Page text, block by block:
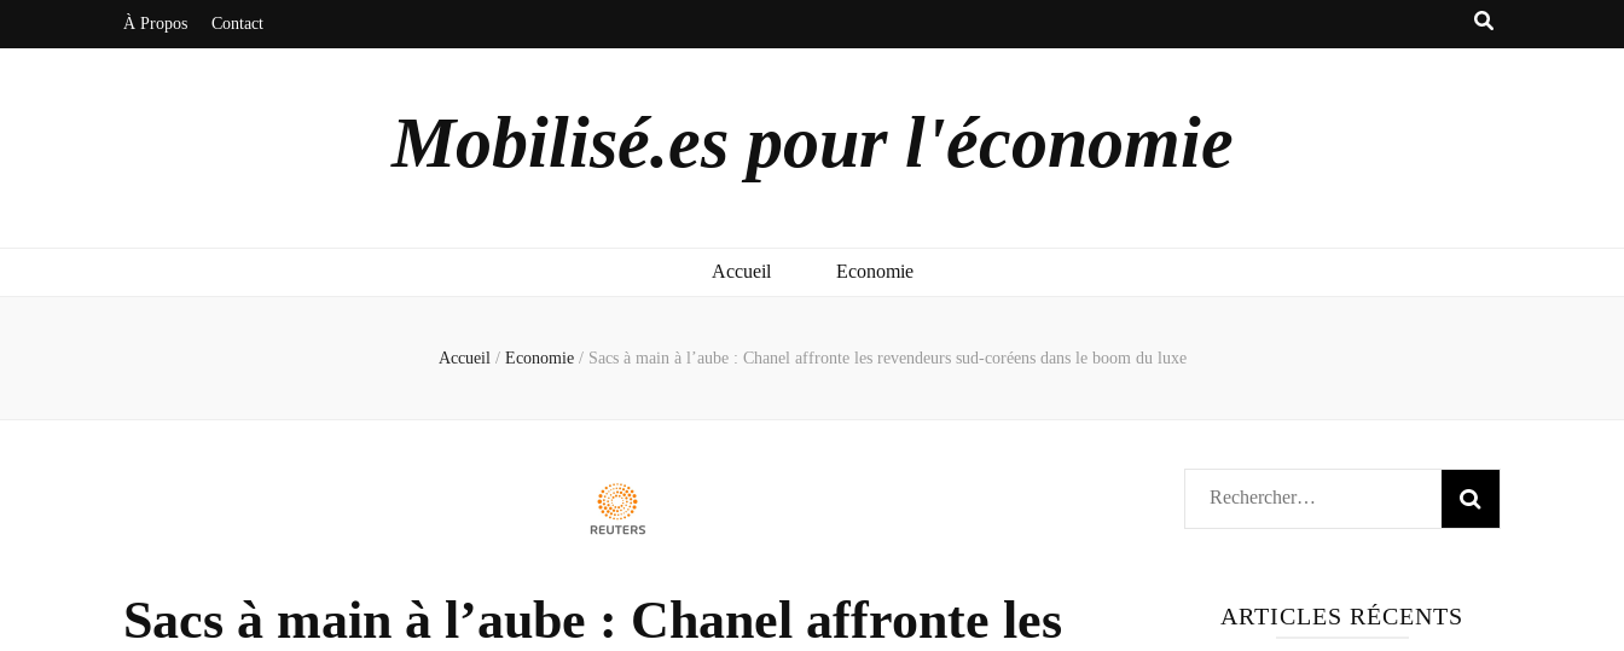
À Propos Contact
Mobilisé.es pour l'économie
Accueil Economie
Accueil / Economie / Sacs à main à l’aube : Chanel affronte les revendeurs sud-coréens dans le boom du luxe
Sacs à main à l’aube : Chanel affronte les
Rechercher :
ARTICLES RÉCENTS